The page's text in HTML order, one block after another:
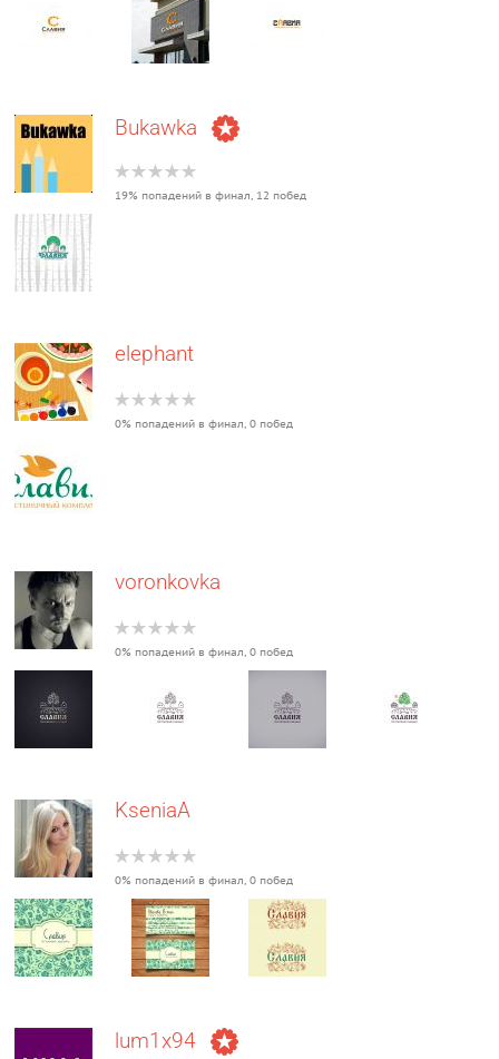
Bukawka
19% попадений в финал, 12 побед
elephant
0% попадений в финал, 0 побед
voronkovka
0% попадений в финал, 0 побед
KseniaA
0% попадений в финал, 0 побед
lum1x94